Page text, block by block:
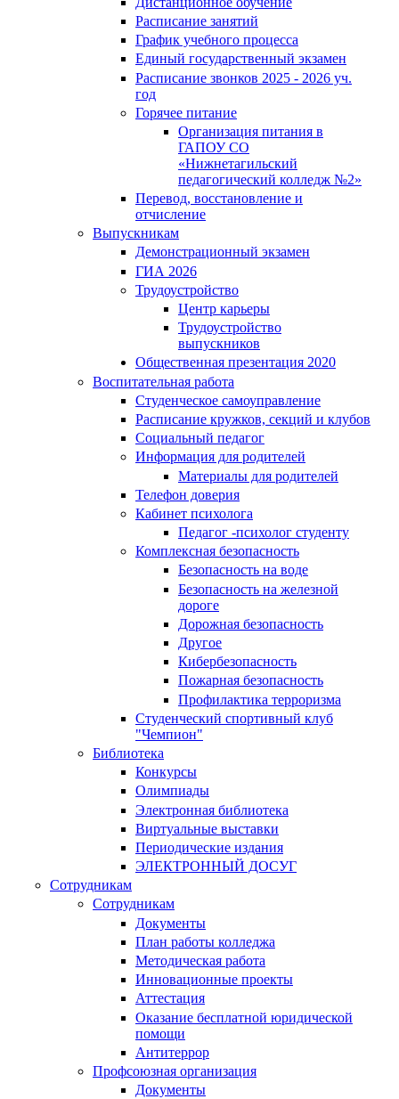
Расписание занятий
График учебного процесса
Единый государственный экзамен
Расписание звонков 2025 - 2026 уч.
год
Горячее питание
Организация питания в
ГАПОУ СО
«Нижнетагильский
педагогический колледж №2»
Перевод, восстановление и
отчисление
Выпускникам
Демонстрационный экзамен
ГИА 2026
Трудоустройство
Центр карьеры
Трудоустройство
выпускников
Общественная презентация 2020
Воспитательная работа
Студенческое самоуправление
Расписание кружков, секций и клубов
Социальный педагог
Информация для родителей
Материалы для родителей
Телефон доверия
Кабинет психолога
Педагог -психолог студенту
Комплексная безопасность
Безопасность на воде
Безопасность на железной
дороге
Дорожная безопасность
Другое
Кибербезопасность
Пожарная безопасность
Профилактика терроризма
Студенческий спортивный клуб
"Чемпион"
Библиотека
Конкурсы
Олимпиады
Электронная библиотека
Виртуальные выставки
Периодические издания
ЭЛЕКТРОННЫЙ ДОСУГ
Сотрудникам
Сотрудникам
Документы
План работы колледжа
Методическая работа
Инновационные проекты
Аттестация
Оказание бесплатной юридической
помощи
Антитеррор
Профсоюзная организация
Документы